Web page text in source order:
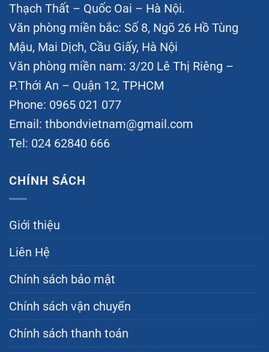
Thạch Thất – Quốc Oai – Hà Nội.
Văn phòng miền bắc: Số 8, Ngõ 26 Hồ Tùng
Mậu, Mai Dịch, Cầu Giấy, Hà Nội
Văn phòng miền nam: 3/20 Lê Thị Riêng –
P.Thới An – Quận 12, TPHCM
Phone: 0965 021 077
Email: thbondvietnam@gmail.com
Tel: 024 62840 666
CHÍNH SÁCH
Giới thiệu
Liên Hệ
Chính sách bảo mật
Chính sách vận chuyển
Chính sách thanh toán